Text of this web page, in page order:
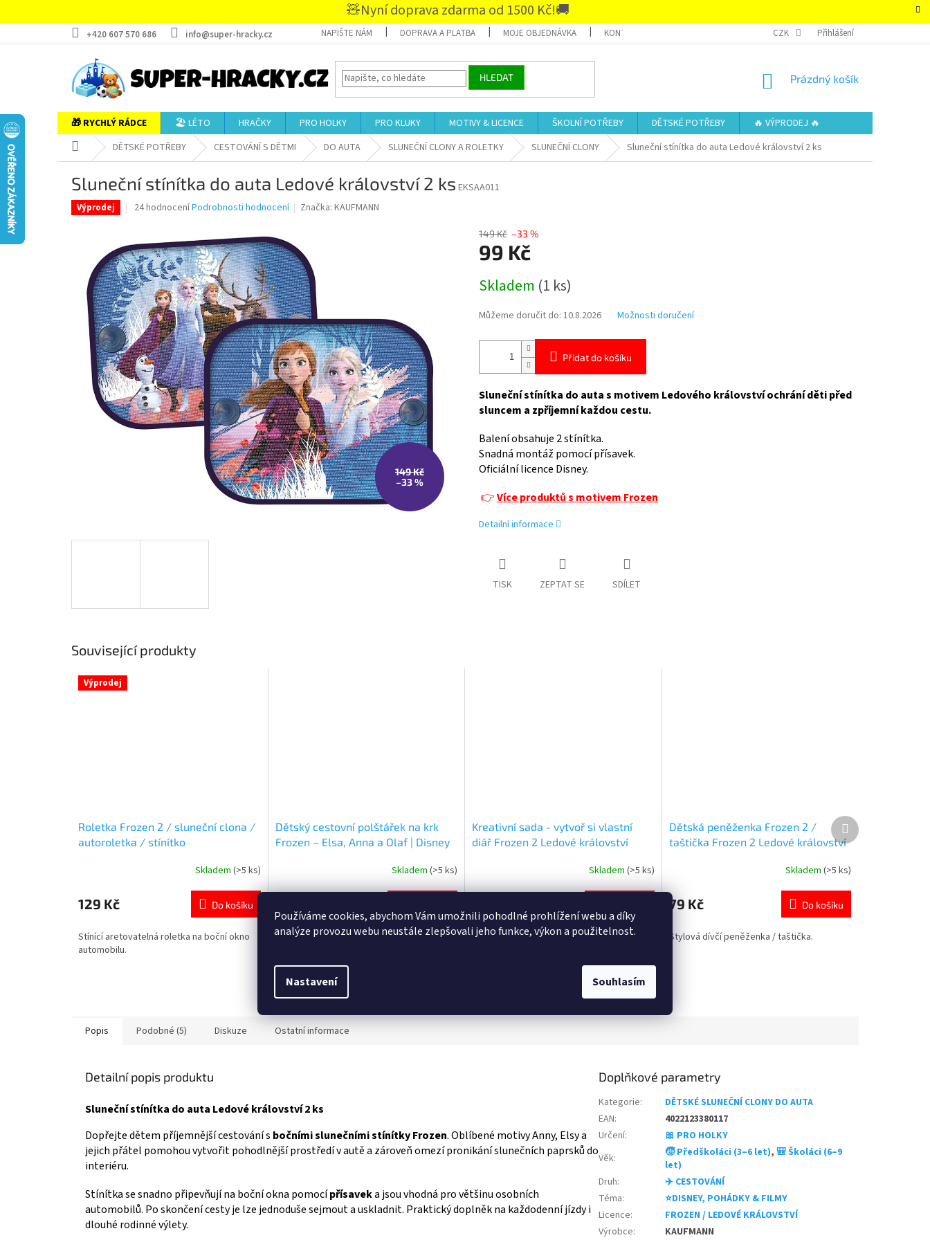
Používáme cookies, abychom Vám umožnili pohodlné prohlížení webu a díky
analýze provozu webu neustále zlepšovali jeho funkce, výkon a použitelnost.
Nastavení Souhlasím
🧸Nyní doprava zdarma od 1500 Kč!🚚
+420 607 570 686 info@super-hracky.cz NAPIŠTE NÁM DOPRAVA A PLATBA MOJE OBJEDNÁVKA KONTAKTY OBCHODNÍ PODMÍNKY – SUPER-HRACKY.CZ
CZK Přihlášení
HLEDAT
NÁKUPNÍ
Prázdný košík
🎁 RYCHLÝ RÁDCE 🏖️ LÉTO HRAČKY PRO HOLKY PRO KLUKY MOTIVY & LICENCE ŠKOLNÍ POTŘEBY DĚTSKÉ POTŘEBY
🔥 VÝPRODEJ 🔥
Domů DĚTSKÉ POTŘEBY CESTOVÁNÍ S DĚTMI DO AUTA SLUNEČNÍ CLONY A ROLETKY SLUNEČNÍ CLONY Sluneční stínítka do auta Ledové království 2 ks
Sluneční stínítka do auta Ledové království 2 ks EKSAA011
Výprodej
Průměrné
je
4,9
z
5
hvězdiček.
24 hodnoceníPodrobnosti hodnocení Značka:KAUFMANN
149 Kč
–33 %
149 Kč –33 %
99 Kč
cena:
Skladem (1 ks)
Můžeme doručit do: 10.8.2026 Možnosti doručení
Přidat do košíku
Sluneční stínítka do auta s motivem Ledového království ochrání děti před
sluncem a zpříjemní každou cestu.
Balení obsahuje 2 stínítka.
Snadná montáž pomocí přísavek.
Oficiální licence Disney.
👉Více produktů s motivem Frozen
Detailní informace
TISK ZEPTAT SE SDÍLET
Související produkty
Výprodej
Roletka Frozen 2 / sluneční clona /
autoroletka / stínítko
produktu
je
z
5
Skladem (>5 ks)
129 Kč Do košíku
Stínící aretovatelná roletka na boční okno
automobilu.
Dětský cestovní polštářek na krk
Frozen – Elsa, Anna a Olaf | Disney
hodnocení
je
z
hvězdiček.
Skladem(>5 ks)
Cestovní polštářek Frozen s Elsou, Annou a
Ideální pro auto, letadlo i dlouhé cesty.
Prohlédněte si další Frozen produkty👉
zde
Kreativní sada - vytvoř si vlastní
diář Frozen 2 Ledové království
hodnocení
je
5,0
z
Skladem (>5 ks)
Vytvoř si vlastní ledové království v diáři
nápady a ozdob si stránky samolepkami,
razítky a třpytkami – přesně jako pravá
princezna Elsa! ✨ Více produktů s motivem
Dětská peněženka Frozen 2 /
taštička Frozen 2 Ledové království
produktu
je
z
Skladem(>5 ks)
79 Kč Do košíku
Stylová dívčí peněženka / taštička.
Další
produkt
Popis Podobné (5) Diskuze Ostatní informace
Detailní popis produktu
Sluneční stínítka do auta Ledové království 2 ks
Dopřejte dětem příjemnější cestování s bočními slunečními stínítky Frozen. Oblíbené motivy Anny, Elsy a
jejich přátel pomohou vytvořit pohodlnější prostředí v autě a zároveň omezí pronikání slunečních paprsků do
interiéru.
Stínítka se snadno připevňují na boční okna pomocípřísaveka jsou vhodná pro většinu osobních
automobilů. Po skončení cesty je lze jednoduše sejmout a uskladnit. Praktický doplněk na každodenní jízdy i
dlouhé rodinné výlety.
Doplňkové parametry
Kategorie:
DĚTSKÉ SLUNEČNÍ CLONY DO AUTA
EAN:
4022123380117
Určení:
🎀 PRO HOLKY
Věk: 🧒 Předškoláci (3–6 let),🎒 Školáci (6–9
let)
Druh:
✈️ CESTOVÁNÍ
Téma:
⭐DISNEY, POHÁDKY & FILMY
Licence:
FROZEN / LEDOVÉ KRÁLOVSTVÍ
Výrobce:
KAUFMANN